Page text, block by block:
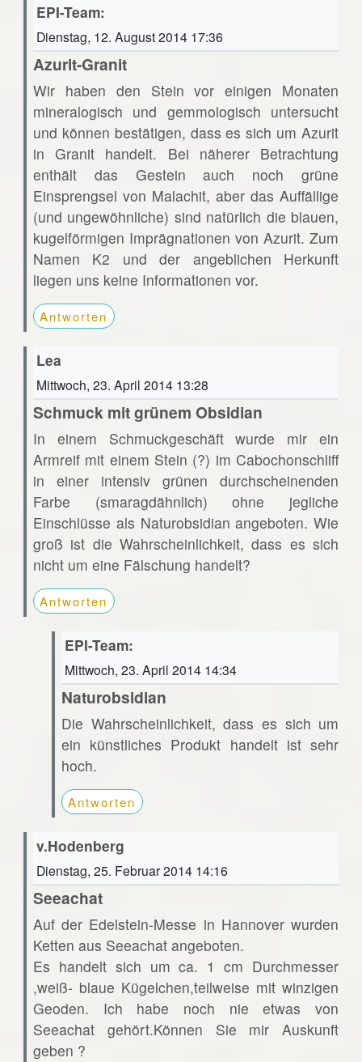
EPI-Team:
Dienstag, 12. August 2014 17:36
Azurit-Granit
Wir haben den Stein vor einigen Monaten
mineralogisch und gemmologisch untersucht
und können bestätigen, dass es sich um Azurit
in Granit handelt. Bei näherer Betrachtung
enthält das Gestein auch noch grüne
Einsprengsel von Malachit, aber das Auffällige
(und ungewöhnliche) sind natürlich die blauen,
kugelförmigen Imprägnationen von Azurit. Zum
Namen K2 und der angeblichen Herkunft
liegen uns keine Informationen vor.
Antworten
Lea
Mittwoch, 23. April 2014 13:28
Schmuck mit grünem Obsidian
In einem Schmuckgeschäft wurde mir ein
Armreif mit einem Stein (?) im Cabochonschliff
in einer intensiv grünen durchscheinenden
Farbe (smaragdähnlich) ohne jegliche
Einschlüsse als Naturobsidian angeboten. Wie
groß ist die Wahrscheinlichkeit, dass es sich
nicht um eine Fälschung handelt?
Antworten
EPI-Team:
Mittwoch, 23. April 2014 14:34
Naturobsidian
Die Wahrscheinlichkeit, dass es sich um
ein künstliches Produkt handelt ist sehr
hoch.
Antworten
v.Hodenberg
Dienstag, 25. Februar 2014 14:16
Seeachat
Auf der Edelstein-Messe in Hannover wurden
Ketten aus Seeachat angeboten.
Es handelt sich um ca. 1 cm Durchmesser
,weiß- blaue Kügelchen,teilweise mit winzigen
Geoden. Ich habe noch nie etwas von
Seeachat gehört.Können Sie mir Auskunft
geben ?